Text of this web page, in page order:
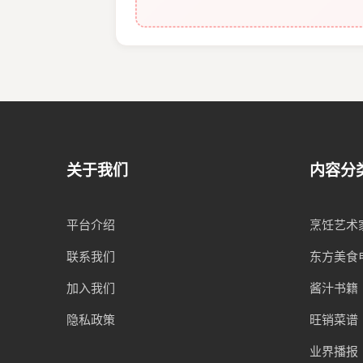
关于我们
平台介绍
联系我们
加入我们
隐私政策
内容分
烹饪艺术
东方美食
酱汁书籍
旺销菜谱
业界播报